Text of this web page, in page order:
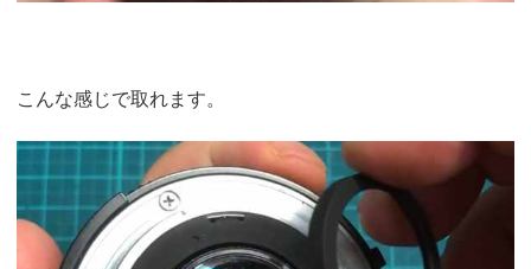
こんな感じで取れます。